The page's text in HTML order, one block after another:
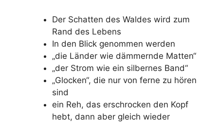
Der Schatten des Waldes wird zum
Rand des Lebens
In den Blick genommen werden
„die Länder wie dämmernde Matten“
„der Strom wie ein silbernes Band“
„Glocken“, die nur von ferne zu hören
sind
ein Reh, das erschrocken den Kopf
hebt, dann aber gleich wieder